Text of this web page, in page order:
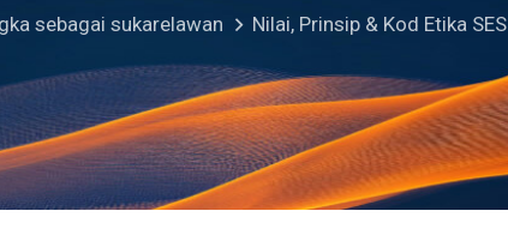
sebagai sukarelawan Nilai, Prinsip & Kod Etika SES